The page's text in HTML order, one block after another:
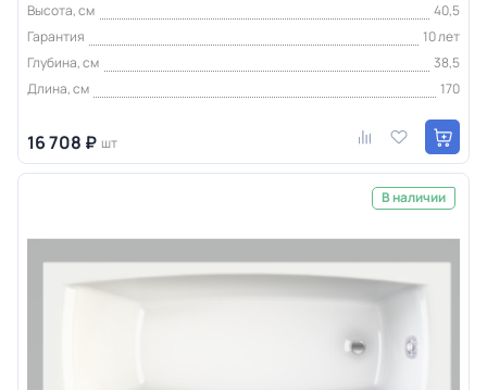
Высота, см
40,5
Гарантия
10 лет
Глубина, см
38,5
Длина, см
170
16 708 ₽ шт
В наличии